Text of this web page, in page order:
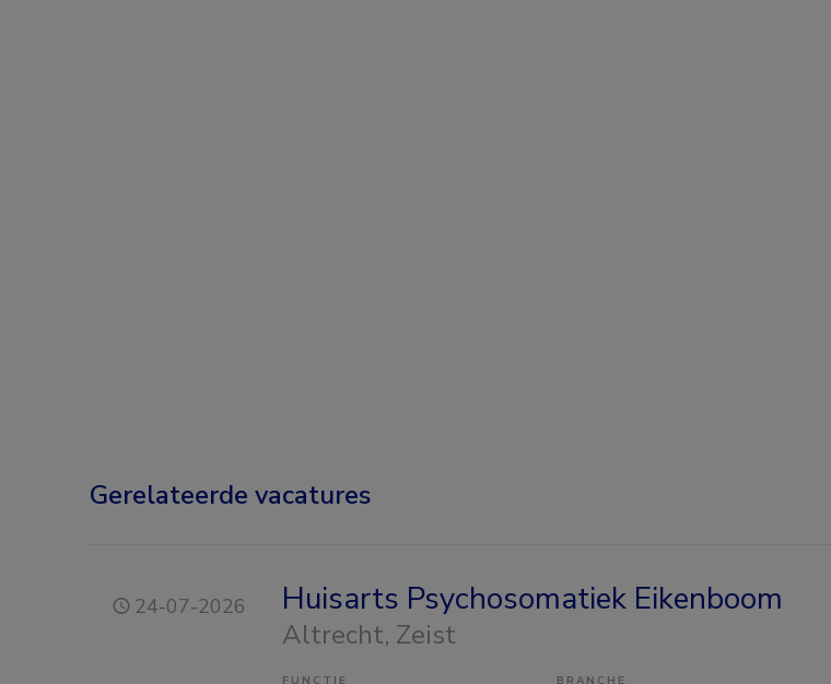
Gerelateerde vacatures
24-07-2026 Huisarts Psychosomatiek Eikenboom
Altrecht, Zeist
FUNCTIE BRANCHE